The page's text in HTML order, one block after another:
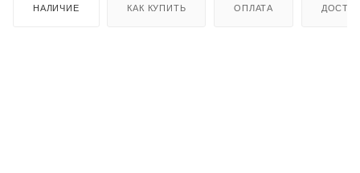
НАЛИЧИЕ КАК КУПИТЬ ОПЛАТА